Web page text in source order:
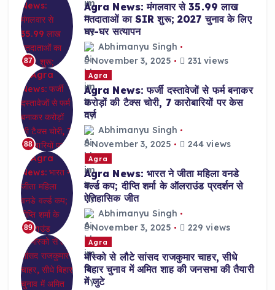
87
Agra News: मंगलवार से 35.99 लाख
मतदाताओं का SIR शुरू; 2027 चुनाव के लिए
घर-घर सत्यापन
Abhimanyu Singh
November 3, 2025
231 views
88
Agra
Agra News: फर्जी दस्तावेजों से फर्म बनाकर
करोड़ों की टैक्स चोरी, 7 कारोबारियों पर केस
दर्ज
Abhimanyu Singh
November 3, 2025
244 views
89
Agra
Agra News: भारत ने जीता महिला वनडे
वर्ल्ड कप; दीप्ति शर्मा के ऑलराउंड प्रदर्शन से
ऐतिहासिक जीत
Abhimanyu Singh
November 3, 2025
229 views
Agra
मॉस्को से लौटे सांसद राजकुमार चाहर, सीधे
बिहार चुनाव में अमित शाह की जनसभा की तैयारी
में जुटे